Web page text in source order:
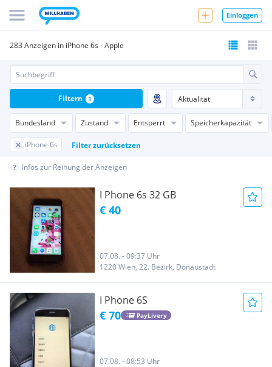
Einloggen
283 Anzeigen in iPhone 6s - Apple
Bundesland Zustand Entsperrt Speicherkapazität
iPhone 6s Filter zurücksetzen
Filtern 1
Infos zur Reihung der Anzeigen
I Phone 6s 32 GB
€ 40
07.08. - 09:37 Uhr
1220 Wien, 22. Bezirk, Donaustadt
I Phone 6S
€ 70 PayLivery
07.08. - 08:53 Uhr